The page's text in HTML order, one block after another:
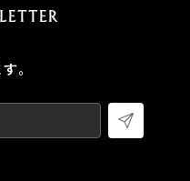
。